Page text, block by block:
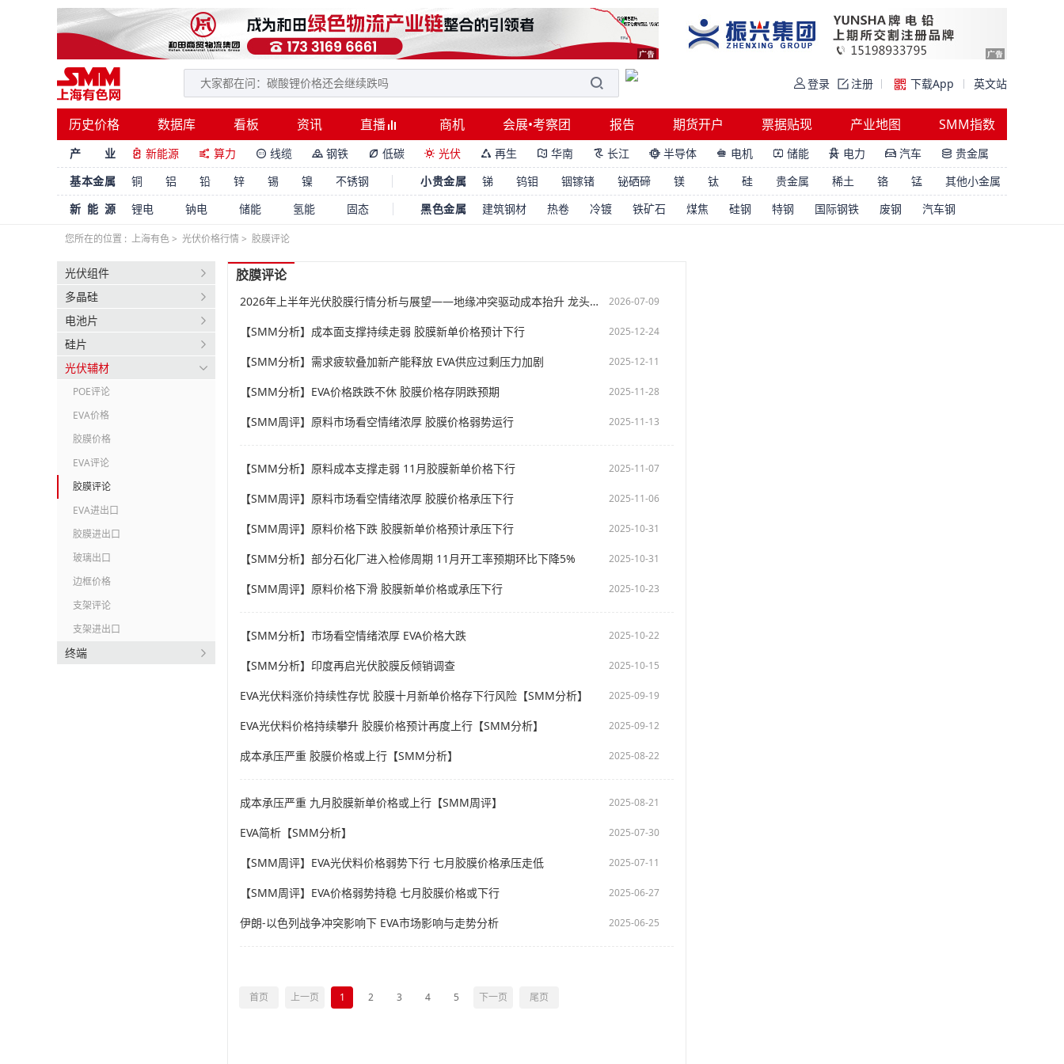
登录 注册 下载App 英文站
历史价格 数据库 看板 资讯 直播 商机 会展•考察团 报告 期货开户 票据贴现 产业地图 SMM指数
产 业  新能源  算力  线缆  钢铁  低碳  光伏  再生  华南  长江  半导体  电机  储能  电力  汽车  贵金属
基本金属
铜 铝 铅 锌 锡 镍 不锈钢 小贵金属 锑 钨钼 铟镓锗 铋硒碲 镁 钛 硅 贵金属 稀土 铬 锰
其他小金属
新能源
锂电 钠电 储能 氢能 固态 黑色金属 建筑钢材 热卷 冷镀 铁矿石 煤焦 硅钢 特钢 国际钢铁 废钢 汽车钢
您所在的位置 : 上海有色> 光伏价格行情> 胶膜评论
光伏组件
多晶硅
电池片
硅片
光伏辅材
POE评论
EVA价格
胶膜价格
EVA评论
胶膜评论
EVA进出口
胶膜进出口
玻璃出口
边框价格
支架评论
支架进出口
终端
胶膜评论
2026年上半年光伏胶膜行情分析与展望——地缘冲突驱动成本抬升 龙头企业竞争优势持续扩大【SMM分析】 2026-07-09
【SMM分析】成本面支撑持续走弱 胶膜新单价格预计下行 2025-12-24
【SMM分析】需求疲软叠加新产能释放 EVA供应过剩压力加剧 2025-12-11
【SMM分析】EVA价格跌跌不休 胶膜价格存阴跌预期 2025-11-28
【SMM周评】原料市场看空情绪浓厚 胶膜价格弱势运行 2025-11-13
【SMM分析】原料成本支撑走弱 11月胶膜新单价格下行 2025-11-07
【SMM周评】原料市场看空情绪浓厚 胶膜价格承压下行 2025-11-06
【SMM周评】原料价格下跌 胶膜新单价格预计承压下行 2025-10-31
【SMM分析】部分石化厂进入检修周期 11月开工率预期环比下降5% 2025-10-31
【SMM周评】原料价格下滑 胶膜新单价格或承压下行 2025-10-23
【SMM分析】市场看空情绪浓厚 EVA价格大跌 2025-10-22
【SMM分析】印度再启光伏胶膜反倾销调查 2025-10-15
EVA光伏料涨价持续性存忧 胶膜十月新单价格存下行风险【SMM分析】 2025-09-19
EVA光伏料价格持续攀升 胶膜价格预计再度上行【SMM分析】 2025-09-12
成本承压严重 胶膜价格或上行【SMM分析】 2025-08-22
成本承压严重 九月胶膜新单价格或上行【SMM周评】 2025-08-21
EVA简析【SMM分析】 2025-07-30
【SMM周评】EVA光伏料价格弱势下行 七月胶膜价格承压走低 2025-07-11
【SMM周评】EVA价格弱势持稳 七月胶膜价格或下行 2025-06-27
伊朗-以色列战争冲突影响下 EVA市场影响与走势分析 2025-06-25
首页 上一页 1 2 3 4 5 下一页 尾页